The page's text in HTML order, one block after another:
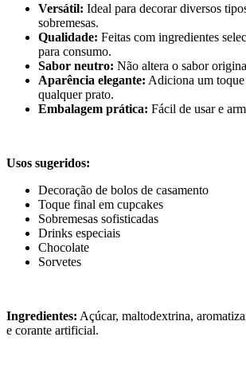
Versátil: Ideal para decorar diversos
sobremesas.
Qualidade: Feitas com ingredientes
para consumo.
Sabor neutro: Não altera o sabor
Aparência elegante: Adiciona um
qualquer prato.
Embalagem prática: Fácil de usar e
Usos sugeridos:
Decoração de bolos de casamento
Toque final em cupcakes
Sobremesas sofisticadas
Drinks especiais
Chocolate
Sorvetes
Ingredientes: Açúcar, maltodextrina,
e corante artificial.